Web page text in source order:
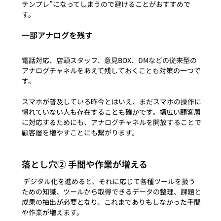
テンプレ”になってしまうので避けることがおすすめで
一部アナログを残す
電話対応、店頭スタッフ、意見BOX、DMなどの従来型の
アナログチャネルをあえて残しておくことも対策の一つで
す。
スマホが普及している昨今とはいえ、まだスマホの操作に
慣れていない人も存在することも確かです。幅広い顧客層
に対応するためにも、アナログチャネルを開放することで
落とし穴② 手間や作業が増える
ための知識、ツールから取得できるデータの整理、課題と
成果の抽出が必要となり、これまでありもしなかった手間
や作業が増えます。